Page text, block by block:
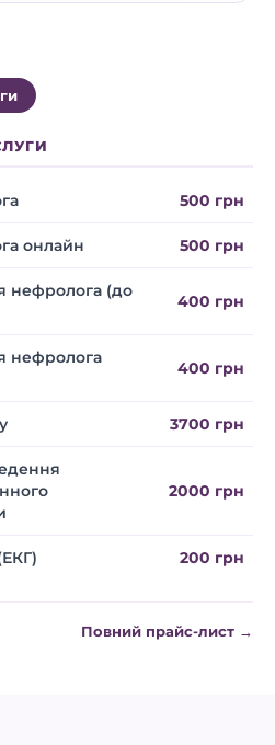
500 грн
онлайн 500 грн
нефролога (до
400 грн
нефролога
400 грн
3700 грн
2000 грн
200 грн
Повний прайс-лист →